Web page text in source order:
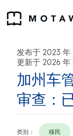
发布于 2023 年
更新于 2026 年
加州车
审查：
类别： 移民